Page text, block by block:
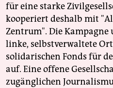
für eine starke
kooperiert deshalb mit
Zentrum". Die
linke, selbstverwaltete
solidarischen Fonds für
auf. Eine offene
zugänglichen